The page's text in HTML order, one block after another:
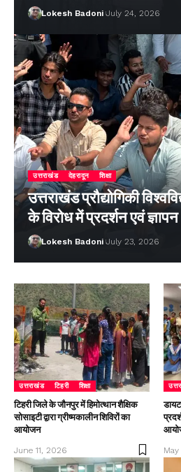
Lokesh Badoni July 24, 2026
उत्तराखंड देहरादून शिक्षा
उत्तराखंड प्रौद्योगिकी
के विरोध में प्रदर्शन एवं ज्ञापन
Lokesh Badoni July 23, 2026
उत्तराखंड टिहरी शिक्षा
टिहरी जिले के जौनपुर में हिमोत्थान शैक्षिक
सोसाइटी द्वारा ग्रीष्मकालीन शिविरों का
आयोजन
June 11, 2026